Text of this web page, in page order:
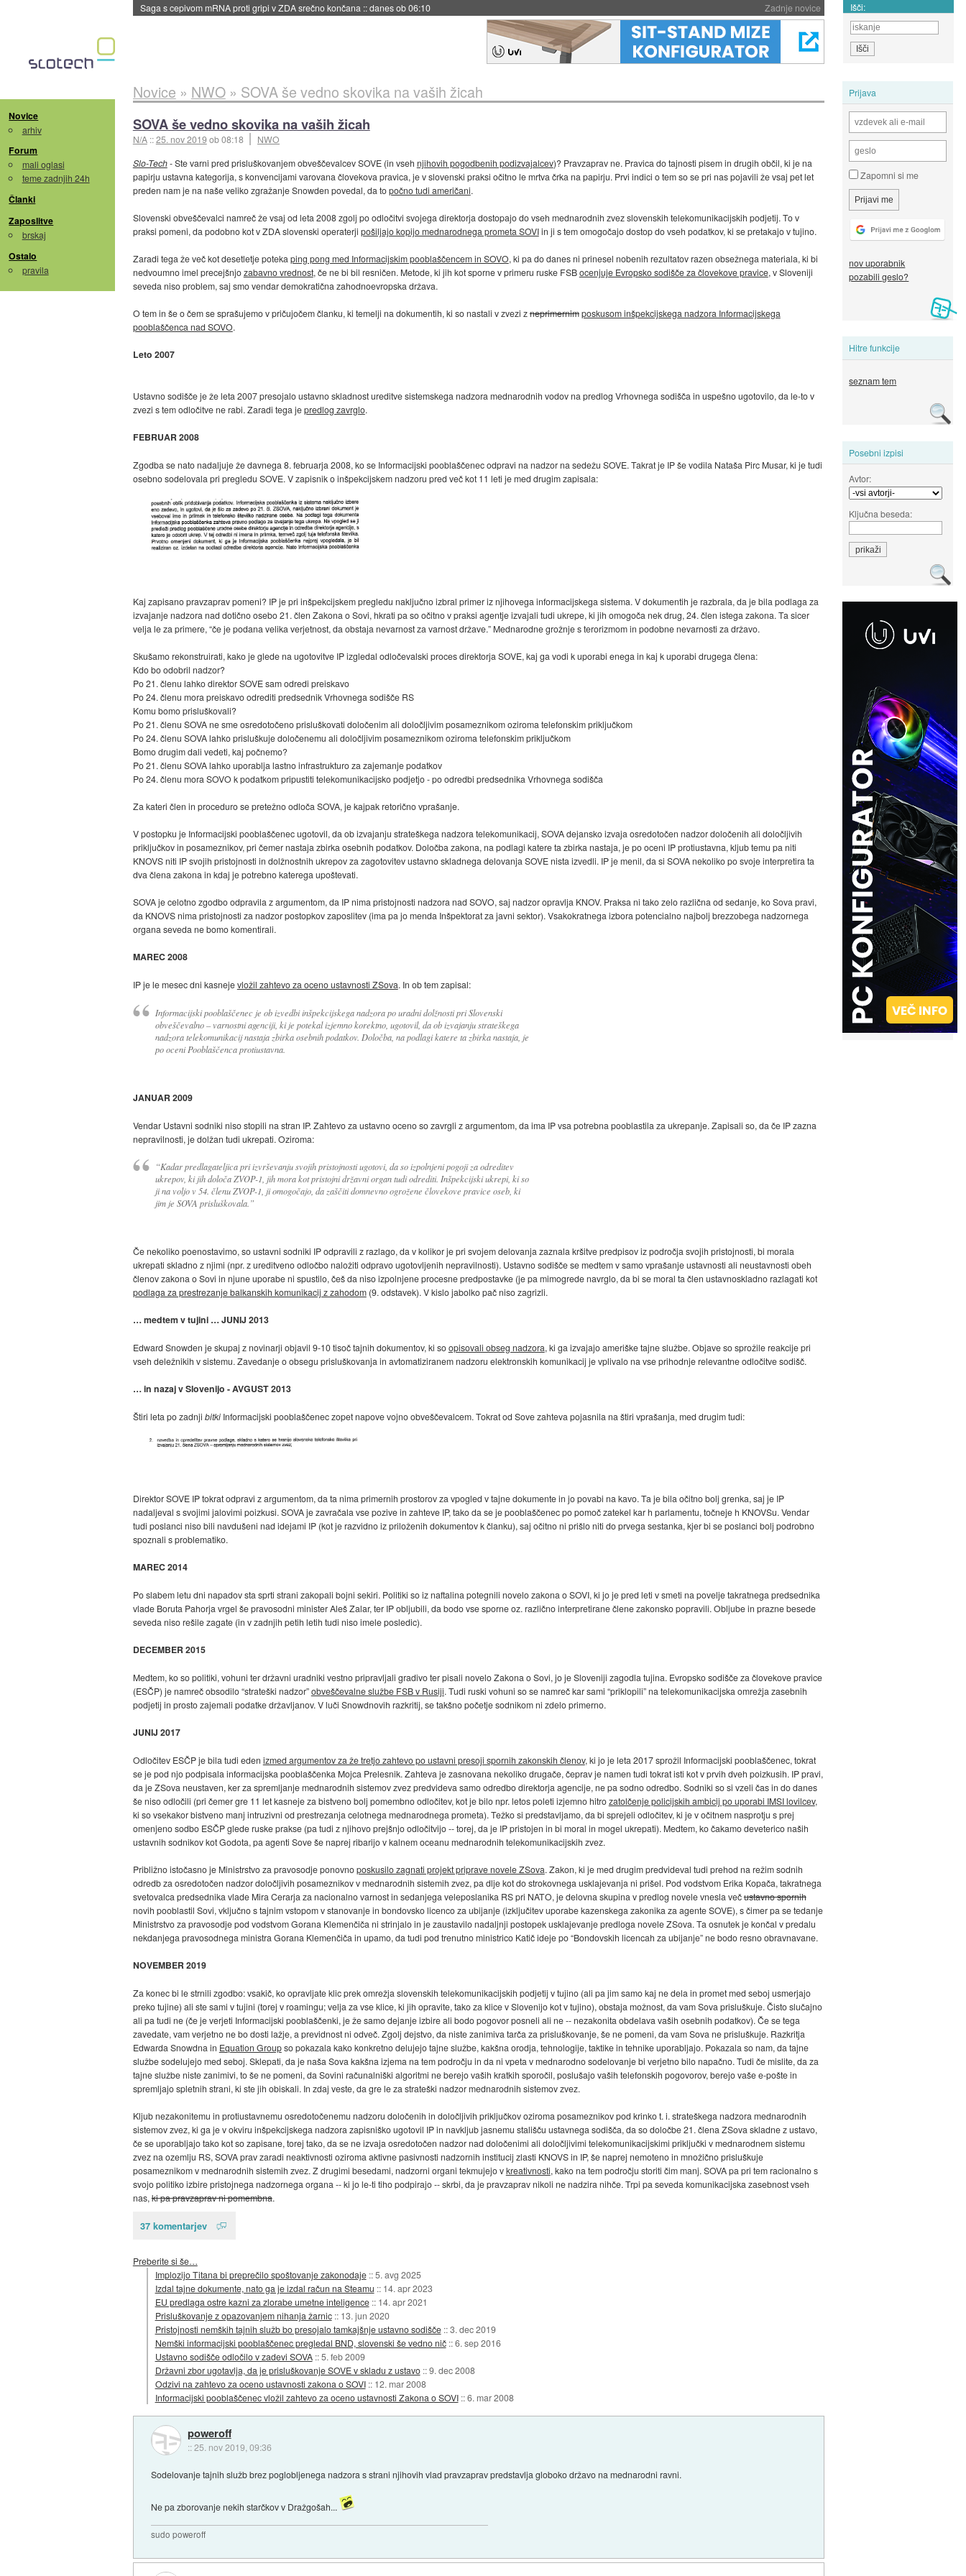
Zadnje novice
BMW v vozilih začel predvajati reklame::danes ob 06:09 Išči:
Novice
arhiv
Forum
mali oglasi
teme zadnjih 24h
Članki
Zaposlitve
brskaj
Ostalo
pravila
Prijava
Zapomni si me
nov uporabnik
pozabili geslo?
Hitre funkcije
seznam tem
Posebni izpisi
Avtor:
Ključna beseda:
Novice » NWO» SOVA še vedno skovika na vaših žicah
SOVA še vedno skovika na vaših žicah
N/A ::25. nov 2019ob 08:18
NWO
Slo-Tech- Ste varni pred prisluškovanjem obveščevalcev SOVE (in vseh njihovih pogodbenih podizvajalcev)? Pravzaprav ne. Pravica do tajnosti pisem in drugih občil, ki je na
papirju ustavna kategorija, s konvencijami varovana človekova pravica, je v slovenski praksi očitno le mrtva črka na papirju. Prvi indici o tem so se pri nas pojavili že vsaj pet let
preden nam je na naše veliko zgražanje Snowden povedal, da topočno tudi američani.
Slovenski obveščevalci namreč že vsaj od leta 2008 zgolj po odločitvi svojega direktorja dostopajo do vseh mednarodnih zvez slovenskih telekomunikacijskih podjetij. To v
praksi pomeni, da podobno kot v ZDA slovenski operaterji pošiljajo kopijo mednarodnega prometa SOVIin ji s tem omogočajo dostop do vseh podatkov, ki se pretakajo v tujino.
Zaradi tega že več kot desetletje poteka ping pong med Informacijskim pooblaščencem in SOVO, ki pa do danes ni prinesel nobenih rezultatov razen obsežnega materiala, ki bi
nedvoumno imel precejšnjozabavno vrednost, če ne bi bil resničen. Metode, ki jih kot sporne v primeru ruske FSBocenjuje Evropsko sodišče za človekove pravice, v Sloveniji
seveda niso problem, saj smo vendar demokratična zahodnoevropska država.
O tem in še o čem se sprašujemo v pričujočem članku, ki temelji na dokumentih, ki so nastali v zvezi zneprimernimposkusom inšpekcijskega nadzora Informacijskega
pooblaščenca nad SOVO.
Leto 2007
Ustavno sodišče je že leta 2007 presojalo ustavno skladnost ureditve sistemskega nadzora mednarodnih vodov na predlog Vrhovnega sodišča in uspešno ugotovilo, da le-to v
zvezi s tem odločitve ne rabi. Zaradi tega jepredlog zavrglo.
FEBRUAR 2008
Zgodba se nato nadaljuje že davnega 8. februarja 2008, ko se Informacijski pooblaščenec odpravi na nadzor na sedežu SOVE. Takrat je IP še vodila Nataša Pirc Musar, ki je tudi
osebno sodelovala pri pregledu SOVE. V zapisnik o inšpekcijskem nadzoru pred več kot 11 leti je med drugim zapisala:
Kaj zapisano pravzaprav pomeni? IP je pri inšpekcijskem pregledu naključno izbral primer iz njihovega informacijskega sistema. V dokumentih je razbrala, da je bila podlaga za
izvajanje nadzora nad dotično osebo 21. člen Zakona o Sovi, hkrati pa so očitno v praksi agentje izvajali tudi ukrepe, ki jih omogoča nek drug, 24. člen istega zakona. Ta sicer
velja le za primere, “če je podana velika verjetnost, da obstaja nevarnost za varnost države.” Mednarodne grožnje s terorizmom in podobne nevarnosti za državo.
Skušamo rekonstruirati, kako je glede na ugotovitve IP izgledal odločevalski proces direktorja SOVE, kaj ga vodi k uporabi enega in kaj k uporabi drugega člena:
Kdo bo odobril nadzor?
Po 21. členu lahko direktor SOVE sam odredi preiskavo
Po 24. členu mora preiskavo odrediti predsednik Vrhovnega sodišče RS
Komu bomo prisluškovali?
Po 21. členu SOVA ne sme osredotočeno prisluškovati določenim ali določljivim posameznikom oziroma telefonskim priključkom
Po 24. členu SOVA lahko prisluškuje določenemu ali določljivim posameznikom oziroma telefonskim priključkom
Bomo drugim dali vedeti, kaj počnemo?
Po 21. členu SOVA lahko uporablja lastno infrastrukturo za zajemanje podatkov
Po 24. členu mora SOVO k podatkom pripustiti telekomunikacijsko podjetjo - po odredbi predsednika Vrhovnega sodišča
Za kateri člen in proceduro se pretežno odloča SOVA, je kajpak retorično vprašanje.
V postopku je Informacijski pooblaščenec ugotovil, da ob izvajanju strateškega nadzora telekomunikacij, SOVA dejansko izvaja osredotočen nadzor določenih ali določljivih
priključkov in posameznikov, pri čemer nastaja zbirka osebnih podatkov. Določba zakona, na podlagi katere ta zbirka nastaja, je po oceni IP protiustavna, kljub temu pa niti
KNOVS niti IP svojih pristojnosti in dolžnostnih ukrepov za zagotovitev ustavno skladnega delovanja SOVE nista izvedli. IP je menil, da si SOVA nekoliko po svoje interpretira ta
dva člena zakona in kdaj je potrebno katerega upoštevati.
SOVA je celotno zgodbo odpravila z argumentom, da IP nima pristojnosti nadzora nad SOVO, saj nadzor opravlja KNOV. Praksa ni tako zelo različna od sedanje, ko Sova pravi,
da KNOVS nima pristojnosti za nadzor postopkov zaposlitev (ima pa jo menda Inšpektorat za javni sektor). Vsakokratnega izbora potencialno najbolj brezzobega nadzornega
organa seveda ne bomo komentirali.
MAREC 2008
IP je le mesec dni kasnejevložil zahtevo za oceno ustavnosti ZSova. In ob tem zapisal:
Informacijski pooblaščenec je ob izvedbi inšpekcijskega nadzora po uradni dolžnosti pri Slovenski
obveščevalno – varnostni agenciji, ki je potekal izjemno korektno, ugotovil, da ob izvajanju strateškega
nadzora telekomunikacij nastaja zbirka osebnih podatkov. Določba, na podlagi katere ta zbirka nastaja, je
po oceni Pooblaščenca protiustavna.
JANUAR 2009
Vendar Ustavni sodniki niso stopili na stran IP. Zahtevo za ustavno oceno so zavrgli z argumentom, da ima IP vsa potrebna pooblastila za ukrepanje. Zapisali so, da če IP zazna
nepravilnosti, je dolžan tudi ukrepati. Oziroma:
“Kadar predlagateljica pri izvrševanju svojih pristojnosti ugotovi, da so izpolnjeni pogoji za odreditev
ukrepov, ki jih določa ZVOP-1, jih mora kot pristojni državni organ tudi odrediti. Inšpekcijski ukrepi, ki so
ji na voljo v 54. členu ZVOP-1, ji omogočajo, da zaščiti domnevno ogrožene človekove pravice oseb, ki
jim je SOVA prisluškovala.”
Če nekoliko poenostavimo, so ustavni sodniki IP odpravili z razlago, da v kolikor je pri svojem delovanja zaznala kršitve predpisov iz področja svojih pristojnosti, bi morala
ukrepati skladno z njimi (npr. z ureditveno odločbo naložiti odpravo ugotovljenih nepravilnosti). Ustavno sodišče se medtem v samo vprašanje ustavnosti ali neustavnosti obeh
členov zakona o Sovi in njune uporabe ni spustilo, češ da niso izpolnjene procesne predpostavke (je pa mimogrede navrglo, da bi se moral ta člen ustavnoskladno razlagati kot
podlaga za prestrezanje balkanskih komunikacij z zahodom(9. odstavek). V kislo jabolko pač niso zagrizli.
… medtem v tujini … JUNIJ 2013
Edward Snowden je skupaj z novinarji objavil 9-10 tisoč tajnih dokumentov, ki soopisovali obseg nadzora, ki ga izvajajo ameriške tajne službe. Objave so sprožile reakcije pri
vseh deležnikih v sistemu. Zavedanje o obsegu prisluškovanja in avtomatiziranem nadzoru elektronskih komunikacij je vplivalo na vse prihodnje relevantne odločitve sodišč.
… in nazaj v Slovenijo - AVGUST 2013
Štiri leta po zadnji bitkiInformacijski pooblaščenec zopet napove vojno obveščevalcem. Tokrat od Sove zahteva pojasnila na štiri vprašanja, med drugim tudi:
Direktor SOVE IP tokrat odpravi z argumentom, da ta nima primernih prostorov za vpogled v tajne dokumente in jo povabi na kavo. Ta je bila očitno bolj grenka, saj je IP
nadaljeval s svojimi jalovimi poizkusi. SOVA je zavračala vse pozive in zahteve IP, tako da se je pooblaščenec po pomoč zatekel kar h parlamentu, točneje h KNOVSu. Vendar
tudi poslanci niso bili navdušeni nad idejami IP (kot je razvidno iz priloženih dokumentov k članku), saj očitno ni prišlo niti do prvega sestanka, kjer bi se poslanci bolj podrobno
spoznali s problematiko.
MAREC 2014
Po slabem letu dni napadov sta sprti strani zakopali bojni sekiri. Politiki so iz naftalina potegnili novelo zakona o SOVI, ki jo je pred leti v smeti na povelje takratnega predsednika
vlade Boruta Pahorja vrgel še pravosodni minister Aleš Zalar, ter IP obljubili, da bodo vse sporne oz. različno interpretirane člene zakonsko popravili. Obljube in prazne besede
seveda niso rešile zagate (in v zadnjih petih letih tudi niso imele posledic).
DECEMBER 2015
Medtem, ko so politiki, vohuni ter državni uradniki vestno pripravljali gradivo ter pisali novelo Zakona o Sovi, jo je Sloveniji zagodla tujina. Evropsko sodišče za človekove pravice
(ESČP) je namreč obsodilo “strateški nadzor”obveščevalne službe FSB v Rusiji. Tudi ruski vohuni so se namreč kar sami “priklopili” na telekomunikacijska omrežja zasebnih
podjetij in prosto zajemali podatke državljanov. V luči Snowdnovih razkritij, se takšno početje sodnikom ni zdelo primerno.
JUNIJ 2017
Odločitev ESČP je bila tudi eden izmed argumentov za že tretjo zahtevo po ustavni presoji spornih zakonskih členov, ki jo je leta 2017 sprožil Informacijski pooblaščenec, tokrat
se je pod njo podpisala informacijska pooblaščenka Mojca Prelesnik. Zahteva je zasnovana nekoliko drugače, čeprav je namen tudi tokrat isti kot v prvih dveh poizkusih. IP pravi,
da je ZSova neustaven, ker za spremljanje mednarodnih sistemov zvez predvideva samo odredbo direktorja agencije, ne pa sodno odredbo. Sodniki so si vzeli čas in do danes
še niso odločili (pri čemer gre 11 let kasneje za bistveno bolj pomembno odločitev, kot je bilo npr. letos poleti izjemno hitrozatolčenje policijskih ambicij po uporabi IMSI lovilcev,
ki so vsekakor bistveno manj intruzivni od prestrezanja celotnega mednarodnega prometa). Težko si predstavljamo, da bi sprejeli odločitev, ki je v očitnem nasprotju s prej
omenjeno sodbo ESČP glede ruske prakse (pa tudi z njihovo prejšnjo odločitvijo -- torej, da je IP pristojen in bi moral in mogel ukrepati). Medtem, ko čakamo deveterico naših
ustavnih sodnikov kot Godota, pa agenti Sove še naprej ribarijo v kalnem oceanu mednarodnih telekomunikacijskih zvez.
Približno istočasno je Ministrstvo za pravosodje ponovnoposkusilo zagnati projekt priprave novele ZSova. Zakon, ki je med drugim predvideval tudi prehod na režim sodnih
odredb za osredotočen nadzor določljivih posameznikov v mednarodnih sistemih zvez, pa dlje kot do strokovnega usklajevanja ni prišel. Pod vodstvom Erika Kopača, takratnega
svetovalca predsednika vlade Mira Cerarja za nacionalno varnost in sedanjega veleposlanika RS pri NATO, je delovna skupina v predlog novele vnesla večustavno spornih
novih pooblastil Sovi, vključno s tajnim vstopom v stanovanje in bondovsko licenco za ubijanje (izključitev uporabe kazenskega zakonika za agente SOVE), s čimer pa se tedanje
Ministrstvo za pravosodje pod vodstvom Gorana Klemenčiča ni strinjalo in je zaustavilo nadaljnji postopek usklajevanje predloga novele ZSova. Ta osnutek je končal v predalu
nekdanjega pravosodnega ministra Gorana Klemenčiča in upamo, da tudi pod trenutno ministrico Katič ideje po “Bondovskih licencah za ubijanje” ne bodo resno obravnavane.
NOVEMBER 2019
Za konec bi le strnili zgodbo: vsakič, ko opravljate klic prek omrežja slovenskih telekomunikacijskih podjetij v tujino (ali pa jim samo kaj ne dela in promet med seboj usmerjajo
preko tujine) ali ste sami v tujini (torej v roamingu; velja za vse klice, ki jih opravite, tako za klice v Slovenijo kot v tujino), obstaja možnost, da vam Sova prisluškuje. Čisto slučajno
ali pa tudi ne (če je verjeti Informacijski pooblaščenki, je že samo dejanje izbire ali bodo pogovor posneli ali ne -- nezakonita obdelava vaših osebnih podatkov). Če se tega
zavedate, vam verjetno ne bo dosti lažje, a previdnost ni odveč. Zgolj dejstvo, da niste zanimiva tarča za prisluškovanje, še ne pomeni, da vam Sova ne prisluškuje. Razkritja
Edwarda Snowdna in Equation Groupso pokazala kako konkretno delujejo tajne službe, kakšna orodja, tehnologije, taktike in tehnike uporabljajo. Pokazala so nam, da tajne
službe sodelujejo med seboj. Sklepati, da je naša Sova kakšna izjema na tem področju in da ni vpeta v mednarodno sodelovanje bi verjetno bilo napačno. Tudi če mislite, da za
tajne službe niste zanimivi, to še ne pomeni, da Sovini računalniški algoritmi ne berejo vaših kratkih sporočil, poslušajo vaših telefonskih pogovorov, berejo vaše e-pošte in
spremljajo spletnih strani, ki ste jih obiskali. In zdaj veste, da gre le za strateški nadzor mednarodnih sistemov zvez.
Kljub nezakonitemu in protiustavnemu osredotočenemu nadzoru določenih in določljivih priključkov oziroma posameznikov pod krinko t. i. strateškega nadzora mednarodnih
sistemov zvez, ki ga je v okviru inšpekcijskega nadzora zapisniško ugotovil IP in navkljub jasnemu stališču ustavnega sodišča, da so določbe 21. člena ZSova skladne z ustavo,
če se uporabljajo tako kot so zapisane, torej tako, da se ne izvaja osredotočen nadzor nad določenimi ali določljivimi telekomunikacijskimi priključki v mednarodnem sistemu
zvez na ozemlju RS, SOVA prav zaradi neaktivnosti oziroma aktivne pasivnosti nadzornih institucij zlasti KNOVS in IP, še naprej nemoteno in množično prisluškuje
posameznikom v mednarodnih sistemih zvez. Z drugimi besedami, nadzorni organi tekmujejo vkreativnosti, kako na tem področju storiti čim manj. SOVA pa pri tem racionalno s
svojo politiko izbire pristojnega nadzornega organa -- ki jo le-ti tiho podpirajo -- skrbi, da je pravzaprav nikoli ne nadzira nihče. Trpi pa seveda komunikacijska zasebnost vseh
nas,ki pa pravzaprav ni pomembna.
37 komentarjev
Preberite si še…
Implozijo Titana bi preprečilo spoštovanje zakonodaje ::5. avg 2025
Izdal tajne dokumente, nato ga je izdal račun na Steamu :: 14. apr 2023
EU predlaga ostre kazni za zlorabe umetne inteligence :: 14. apr 2021
Prisluškovanje z opazovanjem nihanja žarnic :: 13. jun 2020
Pristojnosti nemških tajnih služb bo presojalo tamkajšnje ustavno sodišče ::3. dec 2019
Nemški informacijski pooblaščenec pregledal BND, slovenski še vedno nič ::6. sep 2016
Ustavno sodišče odločilo v zadevi SOVA ::5. feb 2009
Državni zbor ugotavlja, da je prisluškovanje SOVE v skladu z ustavo ::9. dec 2008
Odzivi na zahtevo za oceno ustavnosti zakona o SOVI :: 12. mar 2008
Informacijski pooblaščenec vložil zahtevo za oceno ustavnosti Zakona o SOVI ::6. mar 2008
poweroff
::25. nov 2019, 09:36
Sodelovanje tajnih služb brez poglobljenega nadzora s strani njihovih vlad pravzaprav predstavlja globoko državo na mednarodni ravni.
Ne pa zborovanje nekih starčkov v Dražgošah...
sudo poweroff